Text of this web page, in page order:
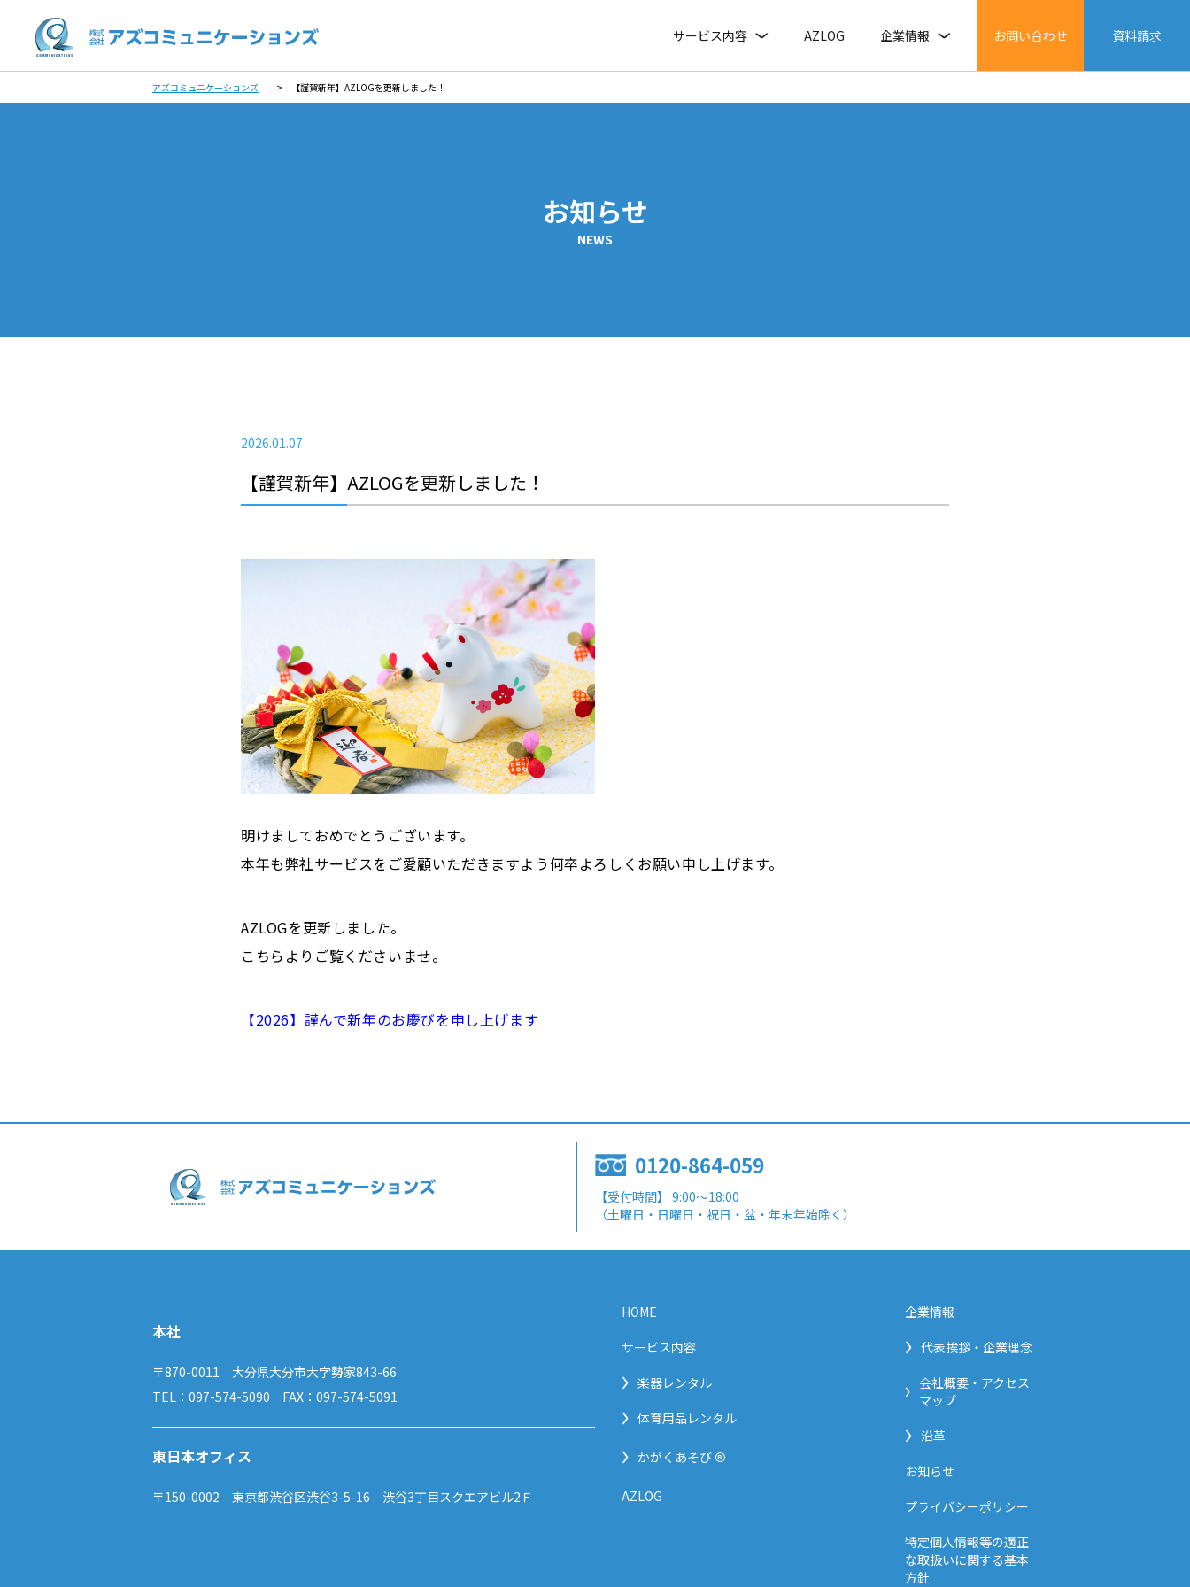
サービス内容 AZLOG 企業情報 お問い合わせ 資料請求
アズコミュニケーションズ > 【謹賀新年】AZLOGを更新しました！
お知らせ
NEWS
2026.01.07
【謹賀新年】AZLOGを更新しました！
明けましておめでとうございます。
本年も弊社サービスをご愛顧いただきますよう何卒よろしくお願い申し上げます。
AZLOGを更新しました。
こちらよりご覧くださいませ。
【2026】謹んで新年のお慶びを申し上げます
0120-864-059
【受付時間】 9:00～18:00
（土曜日・日曜日・祝日・盆・年末年始除く）
本社
〒870-0011 大分県大分市大字勢家843-66
TEL：097-574-5090 FAX：097-574-5091
東日本オフィス
〒150-0002 東京都渋谷区渋谷3-5-16 渋谷3丁目スクエアビル2Ｆ
HOME
サービス内容
楽器レンタル
体育用品レンタル
かがくあそび ®
AZLOG
企業情報
代表挨拶・企業理念
会社概要・アクセス
マップ
沿革
お知らせ
プライバシーポリシー
特定個人情報等の適正
な取扱いに関する基本
方針